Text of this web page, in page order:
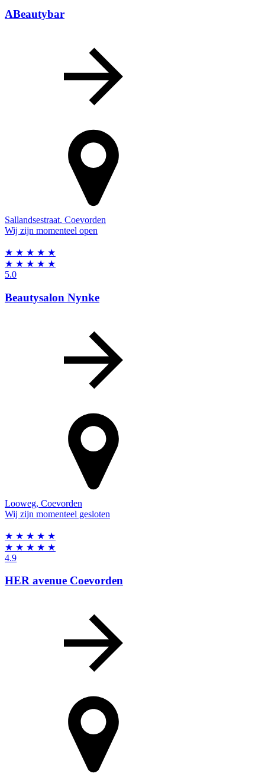
ABeautybar
Sallandsestraat, Coevorden
Wij zijn momenteel open
★ ★ ★ ★ ★
★ ★ ★ ★ ★
5.0
Beautysalon Nynke
Looweg, Coevorden
Wij zijn momenteel gesloten
★ ★ ★ ★ ★
★ ★ ★ ★ ★
4.9
HER avenue Coevorden